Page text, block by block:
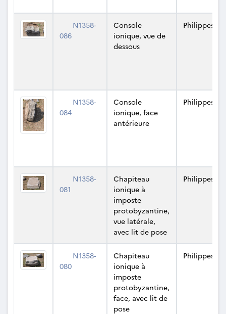
N1358-
086
Console
ionique, vue de
dessous
Philippes
N1358-
084
Console
ionique, face
antérieure
Philippes
N1358-
081
Chapiteau
ionique à
imposte
protobyzantine,
vue latérale,
avec lit de pose
Philippes
N1358-
080
Chapiteau
ionique à
imposte
protobyzantine,
face, avec lit de
pose
Philippes